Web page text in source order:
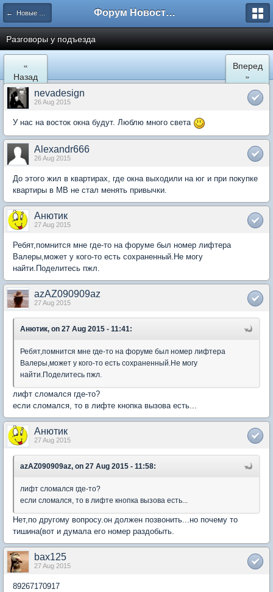
← Новые Водники Форум Новостройки
Разговоры у подъезда
«
Назад
Вперед
»
nevadesign
26 Aug 2015
У нас на восток окна будут. Люблю много света
Alexandr666
26 Aug 2015
До этого жил в квартирах, где окна выходили на юг и при покупке
квартиры в МВ не стал менять привычки.
Анютик
27 Aug 2015
Ребят,помнится мне где-то на форуме был номер лифтера
Валеры,может у кого-то есть сохраненный.Не могу
найти.Поделитесь пжл.
azAZ090909az
27 Aug 2015
Анютик, on 27 Aug 2015 - 11:41:
Ребят,помнится мне где-то на форуме был номер лифтера
Валеры,может у кого-то есть сохраненный.Не могу
найти.Поделитесь пжл.
лифт сломался где-то?
если сломался, то в лифте кнопка вызова есть...
Анютик
27 Aug 2015
azAZ090909az, on 27 Aug 2015 - 11:58:
лифт сломался где-то?
если сломался, то в лифте кнопка вызова есть...
Нет,по другому вопросу.он должен позвонить...но почему то
тишина(вот и думала его номер раздобыть.
bax125
27 Aug 2015
89267170917